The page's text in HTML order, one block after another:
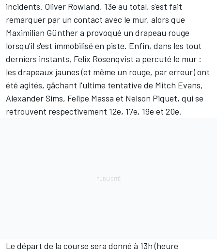
incidents. Oliver Rowland, 13e au total, s'est fait
remarquer par un contact avec le mur, alors que
Maximilian Günther a provoqué un drapeau rouge
lorsqu'il s'est immobilisé en piste. Enfin, dans les tout
derniers instants, Felix Rosenqvist a percuté le mur :
les drapeaux jaunes (et même un rouge, par erreur) ont
été agités, gâchant l'ultime tentative de Mitch Evans,
Alexander Sims, Felipe Massa et Nelson Piquet, qui se
retrouvent respectivement 12e, 17e, 19e et 20e.
Le départ de la course sera donné à 13h (heure